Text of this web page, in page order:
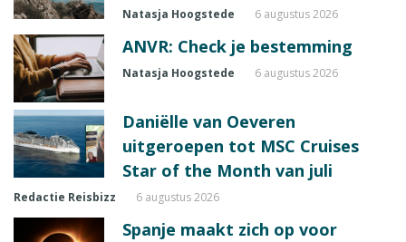
Natasja Hoogstede 6 augustus 2026
ANVR: Check je bestemming
Natasja Hoogstede 6 augustus 2026
Daniëlle van Oeveren
uitgeroepen tot MSC Cruises
Star of the Month van juli
Redactie Reisbizz 6 augustus 2026
Spanje maakt zich op voor